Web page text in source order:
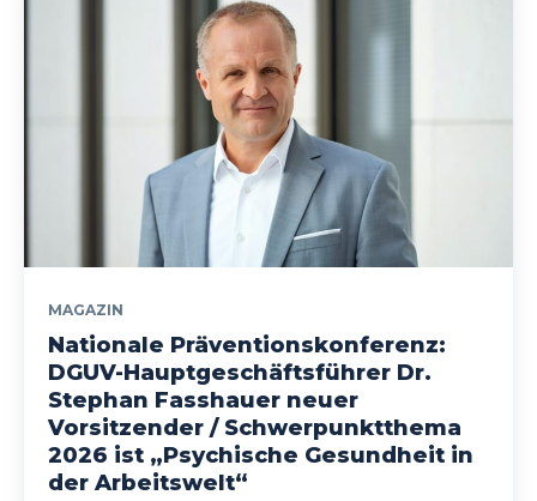
MAGAZIN
Nationale Präventionskonferenz:
DGUV-Hauptgeschäftsführer Dr.
Stephan Fasshauer neuer
Vorsitzender / Schwerpunktthema
2026 ist „Psychische Gesundheit in
der Arbeitswelt“